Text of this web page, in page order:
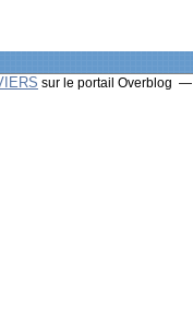
sur le portail Overblog